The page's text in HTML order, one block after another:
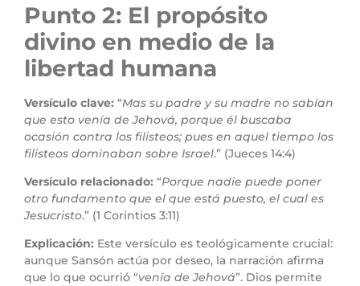
Punto 2: El propósito
divino en medio de la
libertad humana
Versículo clave: “Mas su padre y su madre no sabían
que esto venía de Jehová, porque él buscaba
ocasión contra los filisteos; pues en aquel tiempo los
filisteos dominaban sobre Israel.” (Jueces 14:4)
Versículo relacionado: “Porque nadie puede poner
otro fundamento que el que está puesto, el cual es
Jesucristo.” (1 Corintios 3:11)
Explicación: Este versículo es teológicamente crucial:
aunque Sansón actúa por deseo, la narración afirma
que lo que ocurrió “venía de Jehová”. Dios permite